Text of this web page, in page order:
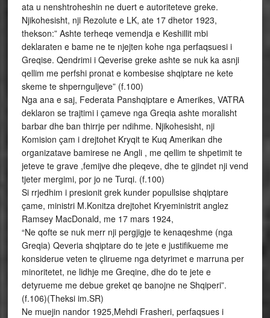
ata u nenshtroheshin ne duert e autoriteteve greke.
Njikohesisht, nji Rezolute e LK, ate 17 dhetor 1923,
thekson:” Ashte terheqe vemendja e Keshillit mbi
deklaraten e bame ne te njejten kohe nga perfaqsuesi i
Greqise. Qendrimi i Qeverise greke ashte se nuk ka asnji
qellim me perfshi pronat e kombesise shqiptare ne kete
skeme te shpernguljeve” (f.100)
Nga ana e saj, Federata Panshqiptare e Amerikes, VATRA
deklaron se trajtimi i çameve nga Greqia ashte moralisht
barbar dhe ban thirrje per ndihme. Njikohesisht, nji
Komision çam i drejtohet Kryqit te Kuq Amerikan dhe
organizatave bamirese ne Angli , me qellim te shpetimit te
jeteve te grave ,femijve dhe pleqeve, dhe te gjindet nji vend
tjeter mergimi, por jo ne Turqi. (f.100)
Si rrjedhim i presionit grek kunder popullsise shqiptare
çame, ministri M.Konitza drejtohet Kryeministrit anglez
Ramsey MacDonald, me 17 mars 1924,
“Ne qofte se nuk merr nji pergjigje te kenaqeshme (nga
Greqia) Qeveria shqiptare do te jete e justifikueme me
konsiderue veten te çlirueme nga detyrimet e marruna per
minoritetet, ne lidhje me Greqine, dhe do te jete e
detyrueme me debue greket qe banojne ne Shqiperi”.
(f.106)(Theksi im.SR)
Ne muejin nandor 1925,Mehdi Frasheri, perfaqsues i